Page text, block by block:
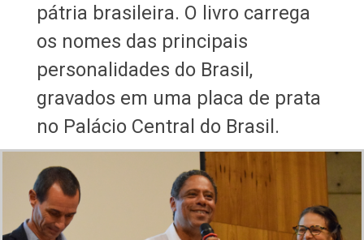
pátria brasileira. O livro carrega
os nomes das principais
personalidades do Brasil,
gravados em uma placa de prata
no Palácio Central do Brasil.